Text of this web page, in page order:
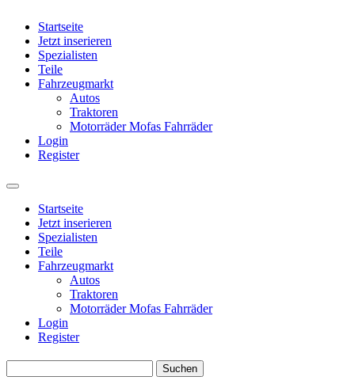
Startseite
Jetzt inserieren
Spezialisten
Teile
Fahrzeugmarkt
Autos
Traktoren
Motorräder Mofas Fahrräder
Login
Register
Startseite
Jetzt inserieren
Spezialisten
Teile
Fahrzeugmarkt
Autos
Traktoren
Motorräder Mofas Fahrräder
Login
Register
nach: